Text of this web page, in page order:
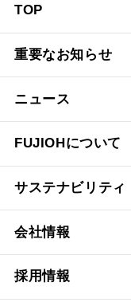
TOP
重要なお知らせ
ニュース
FUJIOHについて
サステナビリティ
会社情報
採用情報